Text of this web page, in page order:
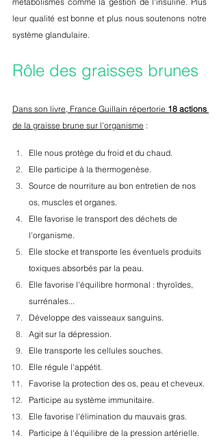
leur qualité est bonne et plus nous soutenons notre
système glandulaire.
Rôle des graisses brunes
Dans son livre, France Guillain répertorie 18 actions
de la graisse brune sur l'organisme :
Elle nous protège du froid et du chaud.
Elle participe à la thermogenèse.
Source de nourriture au bon entretien de nos
os, muscles et organes.
Elle favorise le transport des déchets de
l'organisme.
Elle stocke et transporte les éventuels produits
toxiques absorbés par la peau.
Elle favorise l'équilibre hormonal : thyroïdes,
surrénales...
Développe des vaisseaux sanguins.
Agit sur la dépression.
Elle transporte les cellules souches.
Elle régule l'appétit.
Favorise la protection des os, peau et cheveux.
Participe au système immunitaire.
Elle favorise l'élimination du mauvais gras.
Participe à l'équilibre de la pression artérielle.